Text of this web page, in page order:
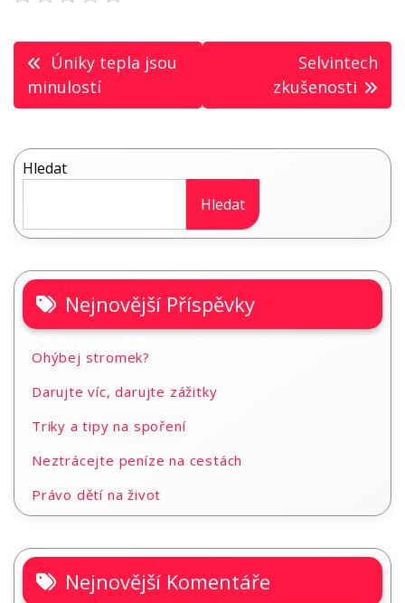
Navigace
pro
Úniky tepla jsou
minulostí
Selvintech
zkušenosti
Hledat
Hledat
Nejnovější Příspěvky
Ohýbej stromek?
Darujte víc, darujte zážitky
Triky a tipy na spoření
Neztrácejte peníze na cestách
Právo dětí na život
Nejnovější Komentáře